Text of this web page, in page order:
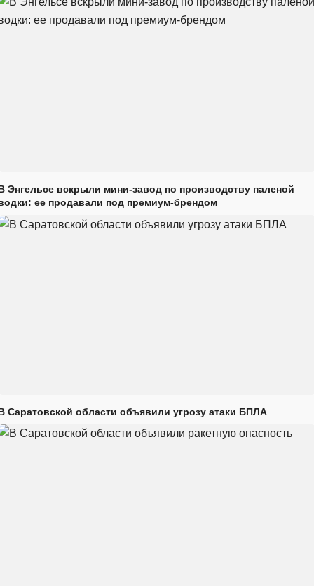
Энгельсе вскрыли мини-завод по производству паленой
ее продавали под премиум-брендом
Саратовской области объявили угрозу атаки БПЛА